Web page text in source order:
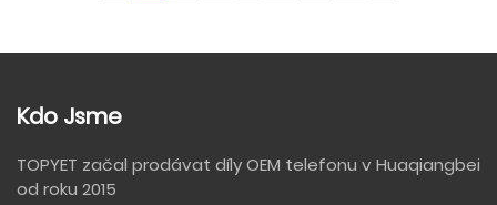
Kdo Jsme
TOPYET začal prodávat díly OEM telefonu v Huaqiangbei
od roku 2015